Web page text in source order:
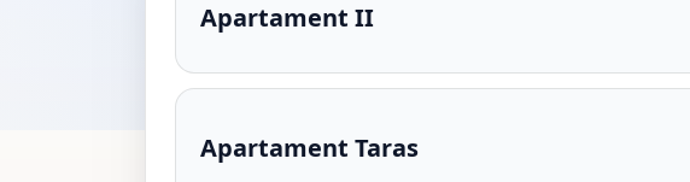
Apartament II
Apartament Taras